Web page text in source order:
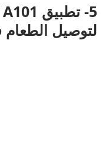
لتوصيل الطعام